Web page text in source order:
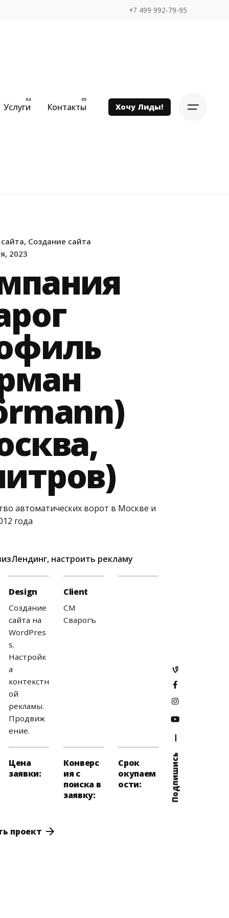
Подпишись
+7 499 992-79-95
Услуги Контакты Хочу Лиды!
Создание сайта
2023
автоматических ворот в Москве и
года
настроить рекламу
Design
Создание
сайта на
WordPres
s.
Настройк
а
контекстн
ой
рекламы.
Продвиж
ение.
Client
СМ
Сварогъ
Цена
заявки:
Конверс
ия с
поиска в
заявку:
Срок
окупаем
ости:
проект